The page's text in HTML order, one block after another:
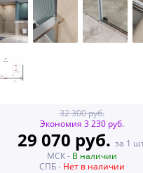
32 300 руб.
Экономия 3 230 руб.
29 070 руб. за 1
МСК - В наличии
СПБ - Нет в наличии